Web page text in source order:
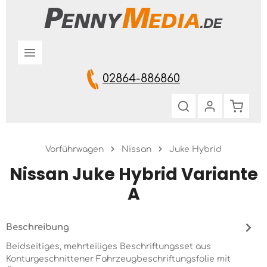
Zum Hauptinhalt springen
02864-886860
Vorführwagen Nissan Juke Hybrid
Nissan Juke Hybrid Variante
A
Beschreibung
Beidseitiges, mehrteiliges Beschriftungsset aus
Konturgeschnittener Fahrzeugbeschriftungsfolie mit